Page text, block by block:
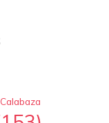
Calabaza